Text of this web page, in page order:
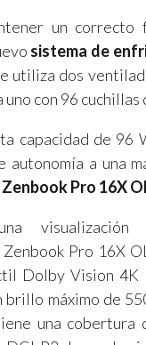
un correcto
sistema de
utiliza dos
con 96 cuchillas
capacidad de 96
autonomía a una
Zenbook Pro 16X
visualización
Pro 16X
Dolby Vision 4K
brillo máximo de
una cobertura